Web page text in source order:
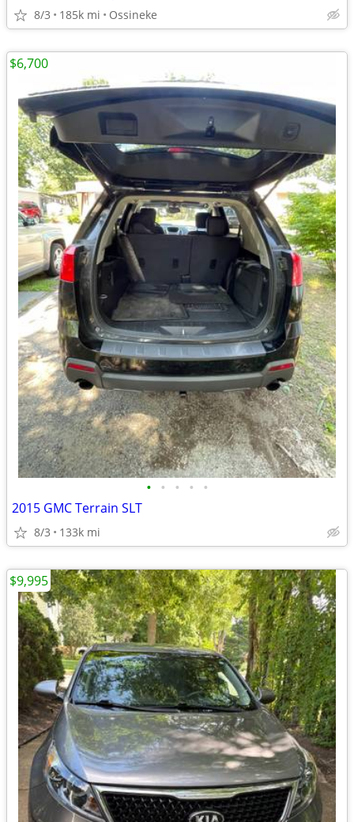
8/3 185k mi Ossineke
• • • • •
2015 GMC Terrain SLT
8/3 133k mi
$6,700
$9,995